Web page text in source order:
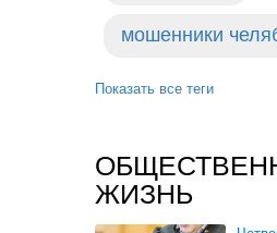
мошенники
Показать все теги
ЖИЗНЬ